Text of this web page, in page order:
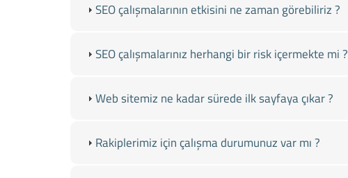
SEO çalışmalarının etkisini ne zaman görebiliriz ?
SEO çalışmalarınız herhangi bir risk içermekte mi ?
Web sitemiz ne kadar sürede ilk sayfaya çıkar ?
Rakiplerimiz için çalışma durumunuz var mı ?